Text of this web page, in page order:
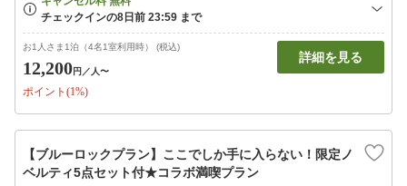
お1人さま1泊（4名1室利用時） (税込)
12,200円 ／人〜
ポイント(1%)
詳細を見る
【ブルーロックプラン】ここでしか手に入らない！限定ノ
ベルティ5点セット付★コラボ満喫プラン